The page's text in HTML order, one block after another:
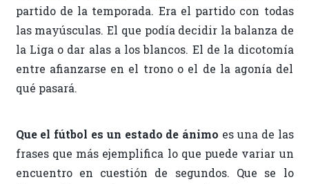
partido de la temporada. Era el partido con todas
las mayúsculas. El que podía decidir la balanza de
la Liga o dar alas a los blancos. El de la dicotomía
entre afianzarse en el trono o el de la agonía del
qué pasará.
Que el fútbol es un estado de ánimo es una de las
frases que más ejemplifica lo que puede variar un
encuentro en cuestión de segundos. Que se lo